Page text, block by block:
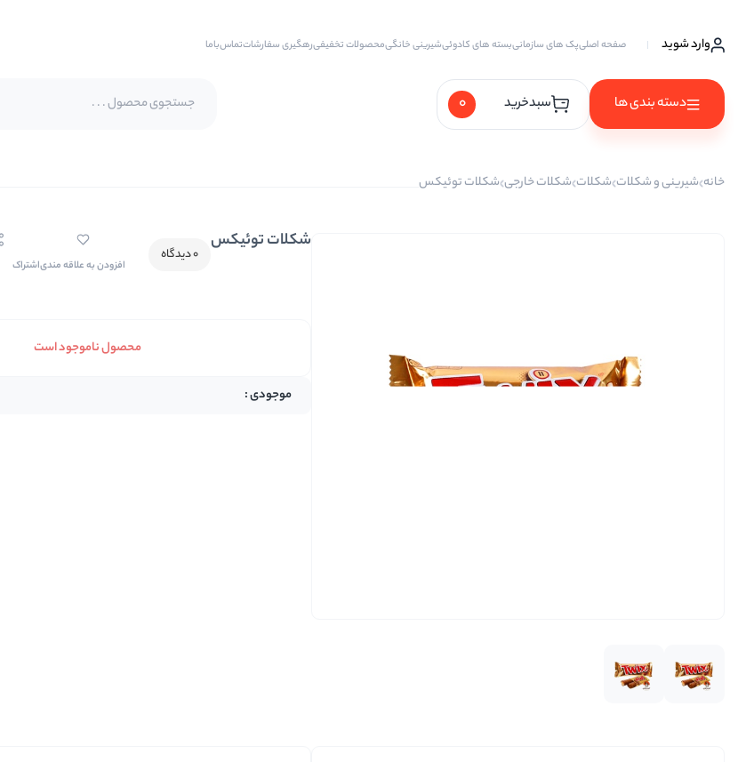
وارد شوید صفحه اصلیپک های سازمانیبسته های کادوئیشیرینی خانگیمحصولات تخفیفیرهگیری سفارشاتتماس‌با‌ما
دسته بندی ها
آجیل ها
پسته
بادام
سبدخرید 0
خانه شیرینی و شکلات شکلات شکلات خارجی شکلات توئیکس
شکلات توئیکس
0 دیدگاه
افزودن به علاقه مندیاشتراک
محصول ناموجود است